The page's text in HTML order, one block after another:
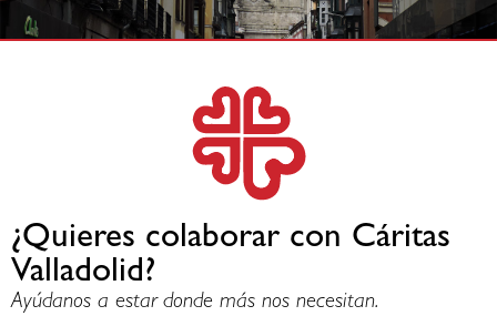
¿Quieres colaborar con Cáritas
Valladolid?
Ayúdanos a estar donde más nos necesitan.